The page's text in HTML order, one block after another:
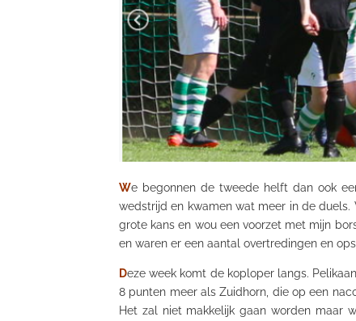
We begonnen de tweede helft dan ook
wedstrijd en kwamen wat meer in de duels.
grote kans en wou een voorzet met mijn
en waren er een aantal overtredingen en
Deze week komt de koploper langs.
8 punten meer als Zuidhorn, die op een
Het zal niet makkelijk gaan worden maar